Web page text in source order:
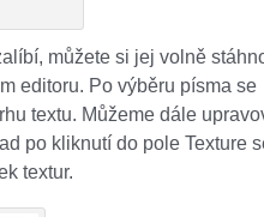
můžete si jej volně
editoru. Po výběru písma se
textu. Můžeme dále
po kliknutí do pole Texture
textur.